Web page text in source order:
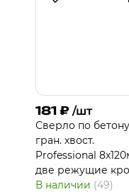
181 ₽ /шт
Сверло по
гран. хвост.
Professional
две режущие
В наличии (49)